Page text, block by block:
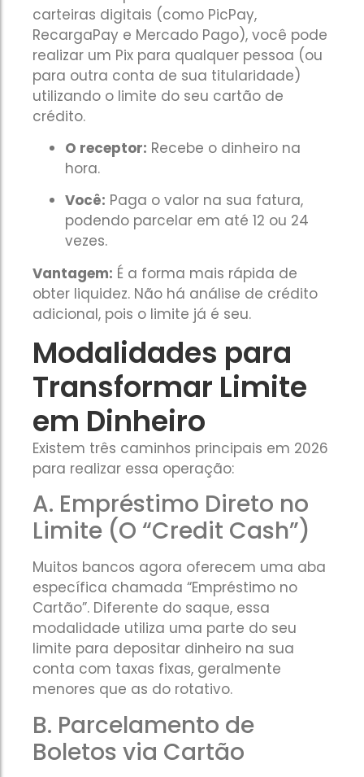
parcelas. O pagamento é feito uma vez por ano,
que você já tem no fundo.
É uma das modalidades mais fáceis de aprovar, sendo
parcelas. O pagamento é feito uma vez por ano,
que você já tem no fundo.
É uma das modalidades mais fáceis de aprovar, sendo
carteiras digitais (como PicPay,
RecargaPay e Mercado Pago), você pode
realizar um Pix para qualquer pessoa (ou
para outra conta de sua titularidade)
utilizando o limite do seu cartão de
crédito.
O receptor: Recebe o dinheiro na
hora.
Você: Paga o valor na sua fatura,
podendo parcelar em até 12 ou 24
vezes.
Vantagem: É a forma mais rápida de
obter liquidez. Não há análise de crédito
adicional, pois o limite já é seu.
Modalidades para
Transformar Limite
em Dinheiro
Existem três caminhos principais em 2026
para realizar essa operação:
A. Empréstimo Direto no
Limite (O “Credit Cash”)
Muitos bancos agora oferecem uma aba
específica chamada “Empréstimo no
Cartão”. Diferente do saque, essa
modalidade utiliza uma parte do seu
limite para depositar dinheiro na sua
conta com taxas fixas, geralmente
menores que as do rotativo.
B. Parcelamento de
Boletos via Cartão